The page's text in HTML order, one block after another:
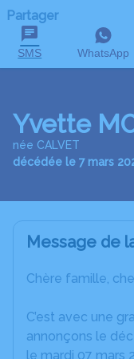
Partager
SMS WhatsApp
Yvette
née CALVET
décédée le 7 mars
Message de
Chère famille,
C’est avec une
annonçons le
le mardi 07 mars